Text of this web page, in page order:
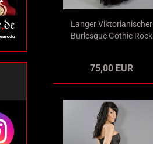
Langer Viktorianischer
Burlesque Gothic Rock
75,00 EUR